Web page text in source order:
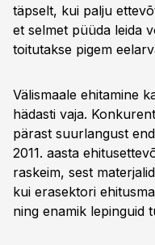
täpselt, kui palju
et selmet püüda leida
toitutakse pigem
Välismaale ehitamine
hädasti vaja.
pärast suurlangust
2011. aasta
raskeim, sest
kui erasektori
ning enamik lepinguid